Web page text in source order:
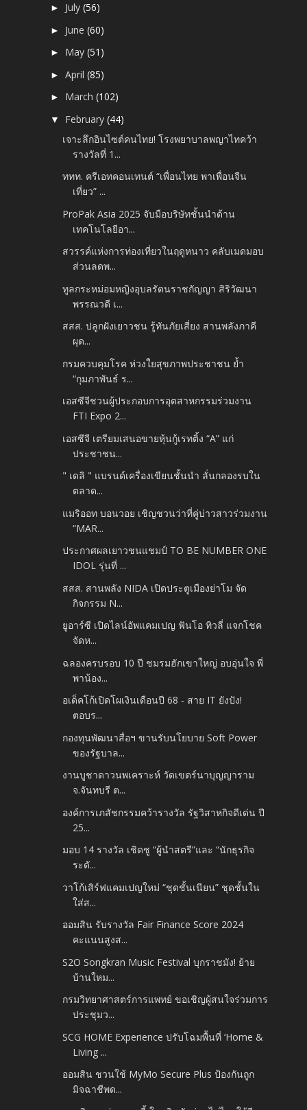
► July(56)
► June(60)
► May(51)
►April(85)
► March(102)
▼ February(44)
เจาะลึกอินไซต์คนไทย! โรงพยาบาลพญาไทคว้า
รางวัลที่ 1...
ททท. ครีเอทคอนเทนต์ “เพื่อนไทย พาเพื่อนจีน
เที่ยว” ...
ProPak Asia 2025 จับมือบริษัทชั้นนำด้าน
เทคโนโลยีอา...
สวรรค์แห่งการท่องเที่ยวในฤดูหนาว คลับเมดมอบ
ส่วนลดพ...
ทูลกระหม่อมหญิงอุบลรัตนราชกัญญา สิริวัฒนา
พรรณวดี เ...
สสส. ปลูกฝังเยาวชน รู้ทันภัยเสี่ยง สานพลังภาคี
ผุด...
กรมควบคุมโรค ห่วงใยสุขภาพประชาชน ย้ำ
“กุมภาพันธ์ ร...
เอสซีจีชวนผู้ประกอบการอุตสาหกรรมร่วมงาน
FTI Expo 2...
เอสซีจี เตรียมเสนอขายหุ้นกู้เรทติ้ง “A” แก่
ประชาชน...
" เดลิ " แบรนด์เครื่องเขียนชั้นนำ ลั่นกลองรบใน
ตลาด...
แมริออท บอนวอย เชิญชวนว่าที่คู่บ่าวสาวร่วมงาน
“MAR...
ประกาศผลเยาวชนแชมป์ TO BE NUMBER ONE
IDOL รุ่นที่ ...
สสส. สานพลัง NIDA เปิดประตูเมืองย่าโม จัด
กิจกรรม N...
ยูอาร์ซี เปิดไลน์อัพแคมเปญ ฟันโอ ทิวลี่ แจกโชค
จัดห...
ฉลองครบรอบ 10 ปี ชมรมฮักเขาใหญ่ อบอุ่นใจ พี่
พาน้อง...
อเด็คโก้เปิดโผเงินเดือนปี 68 - สาย IT ยังปัง!
ตอบร...
กองทุนพัฒนาสื่อฯ ขานรับนโยบาย Soft Power
ของรัฐบาล...
งานบูชาดาวนพเคราะห์ วัดเขตร์นาบุญญาราม
จ.จันทบรี ต...
องค์การเภสัชกรรมคว้ารางวัล รัฐวิสาหกิจดีเด่น ปี
25...
มอบ 14 รางวัล เชิดชู “ผู้นำสตรี”และ “นักธุรกิจ
ระดั...
วาโก้เสิร์ฟแคมเปญใหม่ “ชุดชั้นเนียน” ชุดชั้นใน
ใส่ส...
ออมสิน รับรางวัล Fair Finance Score 2024
คะแนนสูงส...
S2O Songkran Music Festival บุกราชมัง! ย้าย
บ้านใหม...
กรมวิทยาศาสตร์การแพทย์ ขอเชิญผู้สนใจร่วมการ
ประชุมว...
SCG HOME Experience ปรับโฉมพื้นที่ ‘Home &
Living ...
ออมสิน ชวนใช้ MyMo Secure Plus ป้องกันถูก
มิจฉาชีพด...